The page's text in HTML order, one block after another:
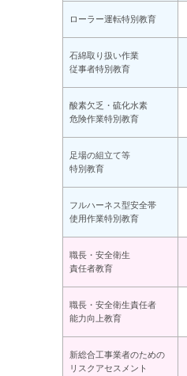
ローラー運転特別教育
石綿取り扱い作業
従事者特別教育
酸素欠乏・硫化水素
危険作業特別教育
足場の組立て等
特別教育
フルハーネス型安全帯
使用作業特別教育
職長・安全衛生
責任者教育
職長・安全衛生責任者
能力向上教育
新総合工事業者のための
リスクアセスメント